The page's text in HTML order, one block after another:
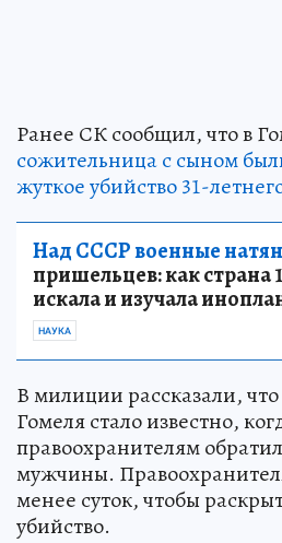
Ранее СК сообщил, что в
сожительница с сыном
жуткое убийство 31-
Над СССР военные
пришельцев: как страна
искала и изучала
НАУКА
В милиции рассказали,
Гомеля стало известно,
правоохранителям
мужчины.
менее суток, чтобы
убийство.